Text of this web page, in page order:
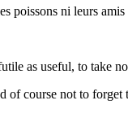
poissons ni leurs
as useful, to take
of course not to forget